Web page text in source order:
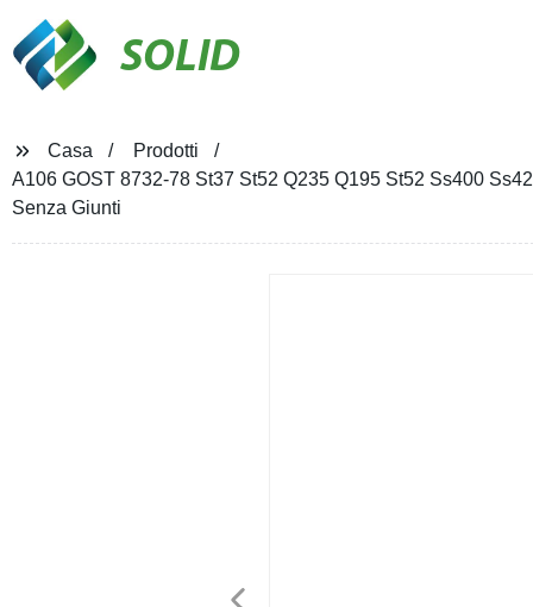
SOLID
Casa
Prodotti
A106 GOST 8732-78 St37 St52 Q235 Q195 St52 Ss400
Senza Giunti